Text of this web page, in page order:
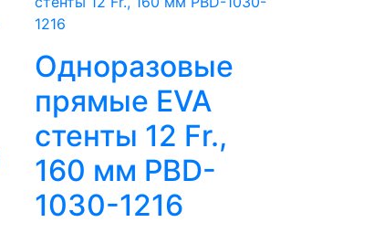
Одноразовые
прямые EVA
стенты 12 Fr.,
160 мм PBD-
1030-1216